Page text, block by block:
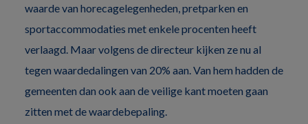
waarde van horecagelegenheden, pretparken en
sportaccommodaties met enkele procenten heeft
verlaagd. Maar volgens de directeur kijken ze nu al
tegen waardedalingen van 20% aan. Van hem hadden de
gemeenten dan ook aan de veilige kant moeten gaan
zitten met de waardebepaling.